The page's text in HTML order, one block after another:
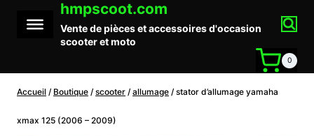
contenu
hmpscoot.com
Vente de pièces et accessoires d'occasion
scooter et moto
0
Accueil / Boutique / scooter / allumage / stator d’allumage yamaha
xmax 125 (2006 – 2009)